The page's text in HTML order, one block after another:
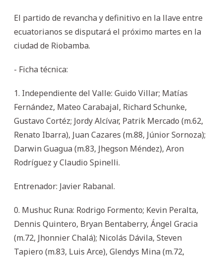
El partido de revancha y definitivo en la llave entre
ecuatorianos se disputará el próximo martes en la
ciudad de Riobamba.
- Ficha técnica:
1. Independiente del Valle: Guido Villar; Matías
Fernández, Mateo Carabajal, Richard Schunke,
Gustavo Cortéz; Jordy Alcívar, Patrik Mercado (m.62,
Renato Ibarra), Juan Cazares (m.88, Júnior Sornoza);
Darwin Guagua (m.83, Jhegson Méndez), Aron
Rodríguez y Claudio Spinelli.
Entrenador: Javier Rabanal.
0. Mushuc Runa: Rodrigo Formento; Kevin Peralta,
Dennis Quintero, Bryan Bentaberry, Ángel Gracia
(m.72, Jhonnier Chalá); Nicolás Dávila, Steven
Tapiero (m.83, Luis Arce), Glendys Mina (m.72,